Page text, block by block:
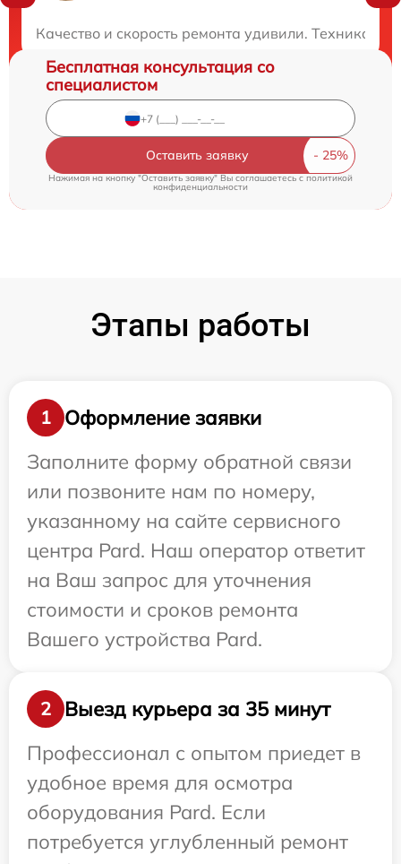
Качество и скорость ремонта удивили. Техника
Бесплатная консультация со
специалистом
Оставить заявку
Нажимая на кнопку "Оставить заявку" Вы соглашаетесь c политикой
конфиденциальности
Этапы работы
1
Оформление заявки
Заполните форму обратной связи
или позвоните нам по номеру,
указанному на сайте сервисного
центра Pard. Наш оператор ответит
на Ваш запрос для уточнения
стоимости и сроков ремонта
Вашего устройства Pard.
2
Выезд курьера за 35 минут
Профессионал с опытом приедет в
удобное время для осмотра
оборудования Pard. Если
потребуется углубленный ремонт